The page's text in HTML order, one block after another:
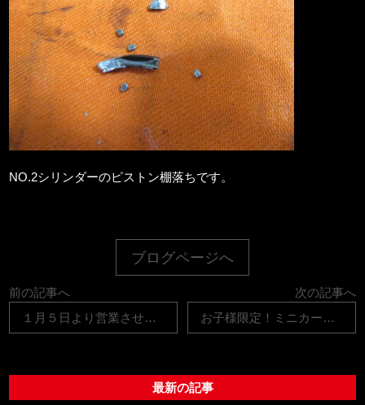
NO.2シリンダーのピストン棚落ちです。
ブログページへ
前の記事へ
１月５日より営業させて頂いております。
次の記事へ
お子様限定！ミニカープレゼント
最新の記事